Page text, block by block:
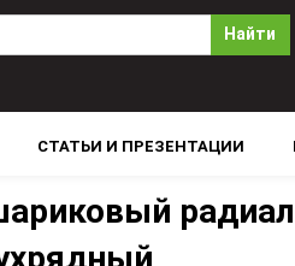
Найти
СТАТЬИ И ПРЕЗЕНТАЦИИ